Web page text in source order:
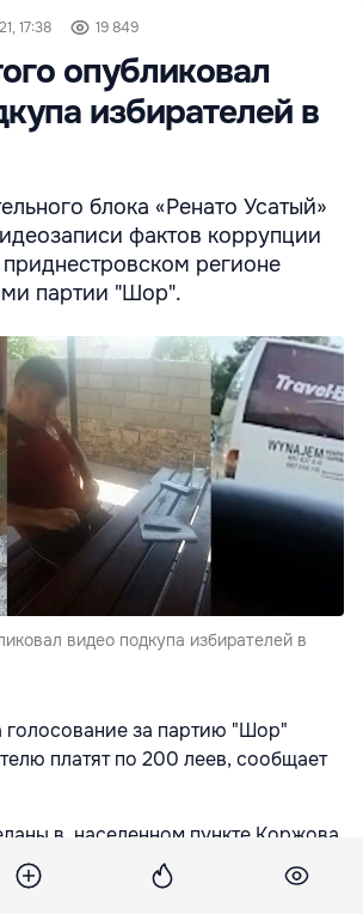
17:38 19 849
опубликовал
избирателей в
блока «Ренато Усатый»
фактов коррупции
регионе
партии "Шор".
видео подкупа избирателей в
голосование за партию "Шор"
платят по 200 леев, сообщает
в населенном пункте Коржова.
после того, как избиратели из
доказательства того,